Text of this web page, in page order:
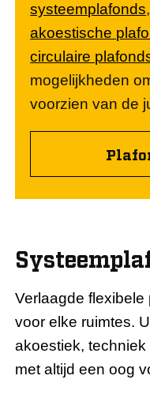
systeemplafonds
akoestische
circulaire
mogelijkheden
voorzien van de
Verlaagde
voor elke ruimtes.
akoestiek,
met altijd een oog